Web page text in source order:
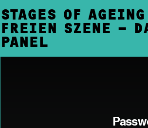
STAGES OF
FREIEN SZENE –
PANEL